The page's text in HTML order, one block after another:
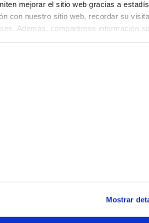
mejorar el sitio web gracias a
con nuestro sitio web, recordar su
Además, compartimos información
hayan recopilado a partir del uso que
Mostrar
Game
es un laboratorio de
que más les preocupan